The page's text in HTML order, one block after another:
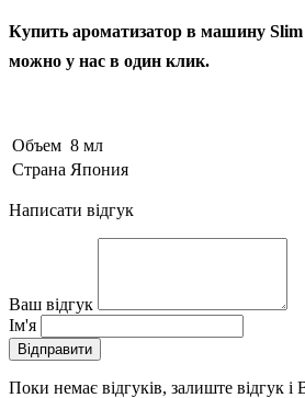
Купить ароматизатор в машину
можно у нас в один клик.
Объем 8 мл
Страна Япония
Написати відгук
Ваш відгук
Ім'я
Відправити
Поки немає відгуків, залиште відгук